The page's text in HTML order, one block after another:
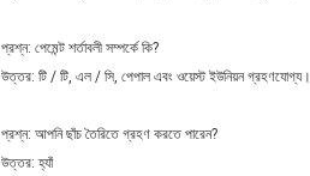
প্রশ্ন: পেমেন্ট শর্তাবলী সম্পর্কে কি?
উত্তর: টি / টি, এল / সি, পেপাল এবং ওয়েস্ট ইউনিয়ন গ্রহণযোগ্য।
প্রশ্ন: আপনি ছাঁচ তৈরিতে গ্রহণ করতে পারেন?
উত্তর: হ্যাঁ